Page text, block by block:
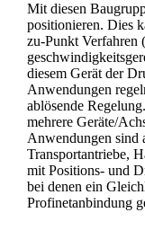
Mit diesen
positionieren. Dies
zu-Punkt Verfahren
diesem Gerät der
Anwendungen
ablösende
mehrere Geräte/
Anwendungen sind
Transportantriebe,
mit Positions- und
bei denen ein
Profinetanbindung